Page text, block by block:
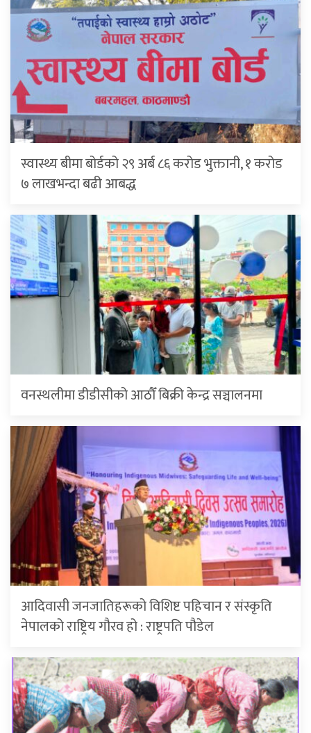
स्वास्थ्य बीमा बोर्डको २९ अर्ब ८६ करोड भुक्तानी, १ करोड
७ लाखभन्दा बढी आबद्ध
वनस्थलीमा डीडीसीको आठौँ बिक्री केन्द्र सञ्चालनमा
आदिवासी जनजातिहरूको विशिष्ट पहिचान र संस्कृति
नेपालको राष्ट्रिय गौरव हो : राष्ट्रपति पौडेल